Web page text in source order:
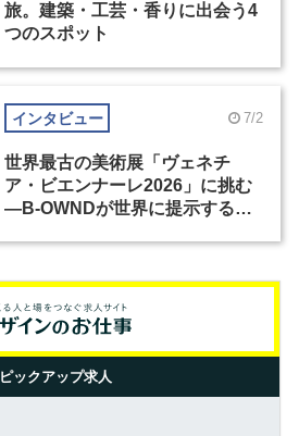
旅。建築・工芸・香りに出会う4
つのスポット
インタビュー 7/2
世界最古の美術展「ヴェネチ
ア・ビエンナーレ2026」に挑む
―B-OWNDが世界に提示する美
ピックアップ求人